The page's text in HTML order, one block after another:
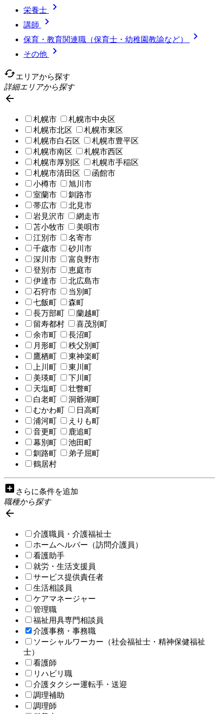
栄養士 
講師 
保育・教育関連職（保育士・幼稚園教諭など） 
その他

cachedエリアから探す
詳細エリアから探す

札幌市
札幌市中央区
札幌市北区
札幌市東区
札幌市白石区
札幌市豊平区
札幌市南区
札幌市西区
札幌市厚別区
札幌市手稲区
札幌市清田区
函館市
小樽市
旭川市
室蘭市
釧路市
帯広市
北見市
岩見沢市
網走市
苫小牧市
美唄市
江別市
名寄市
千歳市
砂川市
深川市
富良野市
登別市
恵庭市
伊達市
北広島市
石狩市
当別町
七飯町
森町
長万部町
蘭越町
留寿都村
喜茂別町
余市町
長沼町
月形町
秩父別町
鷹栖町
東神楽町
上川町
東川町
美瑛町
下川町
天塩町
壮瞥町
白老町
洞爺湖町
むかわ町
日高町
浦河町
えりも町
音更町
鹿追町
幕別町
池田町
釧路町
弟子屈町
鶴居村
add_box さらに条件を追加
職種から探す

介護職員・介護福祉士
ホームヘルパー（訪問介護員）
看護助手
就労・生活支援員
サービス提供責任者
生活相談員
ケアマネージャー
管理職
福祉用具専門相談員
介護事務・事務職
ソーシャルワーカー（社会福祉士・精神保健福祉
士）
看護師
リハビリ職
介護タクシー運転手・送迎
調理補助
調理師